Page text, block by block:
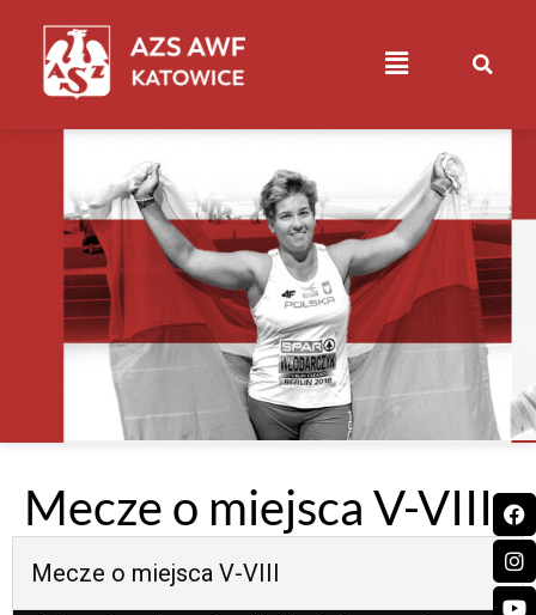
Mecze o miejsca V-VIII
Mecze o miejsca V-VIII